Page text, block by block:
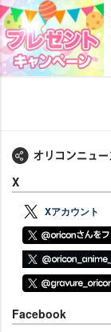
X
Xアカウント
Facebook